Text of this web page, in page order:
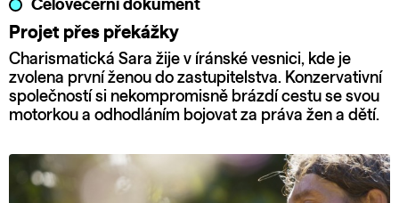
Celovečerní dokument
Projet přes překážky
Charismatická Sara žije v íránské vesnici, kde je
zvolena první ženou do zastupitelstva. Konzervativní
společností si nekompromisně brázdí cestu se svou
motorkou a odhodláním bojovat za práva žen a dětí.